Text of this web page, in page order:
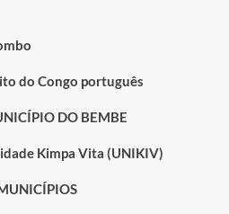
do Congo português
DO BEMBE
Kimpa Vita (UNIKIV)